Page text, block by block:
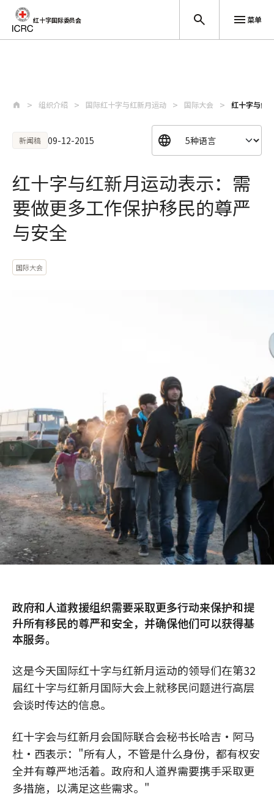
红十字国际委员会 菜单
组织介绍 国际红十字与红新月运动 国际大会 红十字与红
新闻稿 09-12-2015
红十字与红新月运动表示：需
要做更多工作保护移民的尊严
与安全
国际大会
政府和人道救援组织需要采取更多行动来保护和提
升所有移民的尊严和安全，并确保他们可以获得基
本服务。
这是今天国际红十字与红新月运动的领导们在第32
届红十字与红新月国际大会上就移民问题进行高层
会谈时传达的信息。
红十字会与红新月会国际联合会秘书长哈吉·阿马
杜·西表示："所有人，不管是什么身份，都有权安
全并有尊严地活着。政府和人道界需要携手采取更
多措施，以满足这些需求。"